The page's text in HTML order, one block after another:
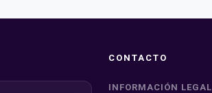
CONTACTO
INFORMACIÓN LEGAL